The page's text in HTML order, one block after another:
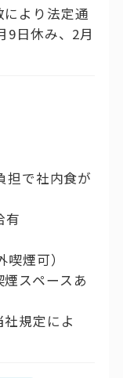
より法定通
9日休み、2月
で社内食が
有
喫煙可）
スペースあ
規定によ